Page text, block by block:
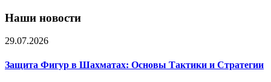
Наши новости
29.07.2026
Защита Фигур в Шахматах: Основы Тактики и Стратегии